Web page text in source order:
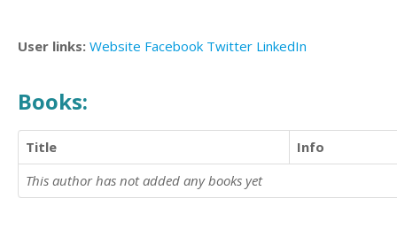
User links: Website Facebook Twitter LinkedIn
Books:
Title
Info
This author has not added any books yet